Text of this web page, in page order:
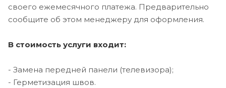
своего ежемесячного платежа. Предварительно
сообщите об этом менеджеру для оформления.
В стоимость услуги входит:
- Замена передней панели (телевизора);
- Герметизация швов.